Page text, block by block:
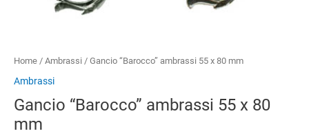
Home / Ambrassi / Gancio “Barocco” ambrassi 55 x 80 mm
Ambrassi
Gancio “Barocco” ambrassi 55 x 80
mm